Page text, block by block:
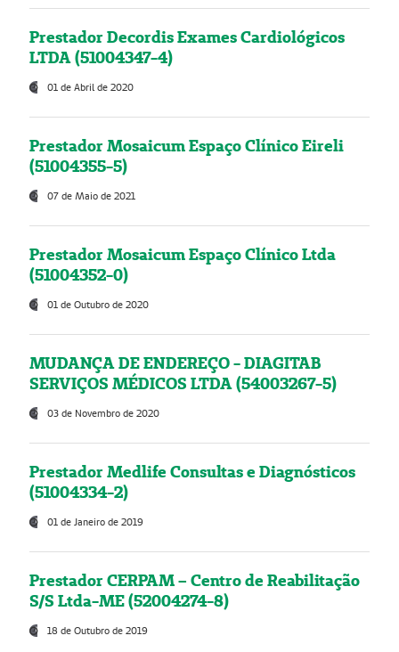
Prestador Decordis Exames Cardiológicos
LTDA (51004347-4)
01 de Abril de 2020
Prestador Mosaicum Espaço Clínico Eireli
(51004355-5)
07 de Maio de 2021
Prestador Mosaicum Espaço Clínico Ltda
(51004352-0)
01 de Outubro de 2020
MUDANÇA DE ENDEREÇO - DIAGITAB
SERVIÇOS MÉDICOS LTDA (54003267-5)
03 de Novembro de 2020
Prestador Medlife Consultas e Diagnósticos
(51004334-2)
01 de Janeiro de 2019
Prestador CERPAM – Centro de Reabilitação
S/S Ltda-ME (52004274-8)
18 de Outubro de 2019